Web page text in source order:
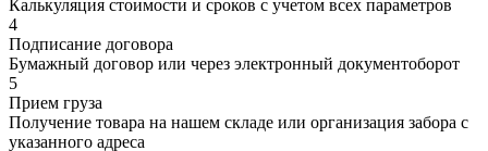
Калькуляция стоимости и сроков с учетом всех параметров
4
Подписание договора
Бумажный договор или через электронный документоборот
5
Прием груза
Получение товара на нашем складе или организация забора с
указанного адреса